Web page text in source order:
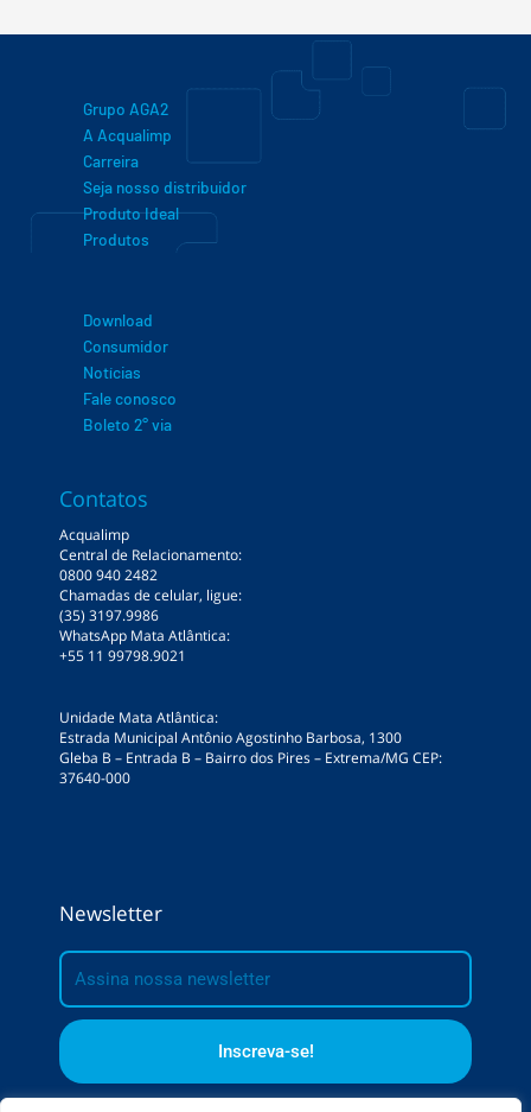
Grupo AGA2
A Acqualimp
Carreira
Seja nosso distribuidor
Produto Ideal
Produtos
Download
Consumidor
Notícias
Fale conosco
Boleto 2° via
Contatos
Acqualimp
Central de Relacionamento:
0800 940 2482
Chamadas de celular, ligue:
(35) 3197.9986
WhatsApp Mata Atlântica:
+55 11 99798.9021
Unidade Mata Atlântica:
Estrada Municipal Antônio Agostinho Barbosa, 1300
Gleba B – Entrada B – Bairro dos Pires – Extrema/MG CEP:
37640-000
Newsletter
E-
mail
Inscreva-se!